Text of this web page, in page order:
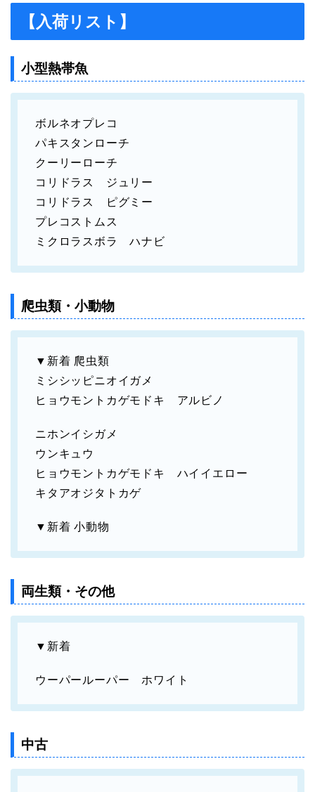
【入荷リスト】
小型熱帯魚
ボルネオプレコ
パキスタンローチ
クーリーローチ
コリドラス ジュリー
コリドラス ピグミー
プレコストムス
ミクロラスボラ ハナビ
爬虫類・小動物
▼新着 爬虫類
ミシシッピニオイガメ
ヒョウモントカゲモドキ アルビノ
ニホンイシガメ
ウンキュウ
ヒョウモントカゲモドキ ハイイエロー
キタアオジタトカゲ
▼新着 小動物
両生類・その他
▼新着
ウーパールーパー ホワイト
中古